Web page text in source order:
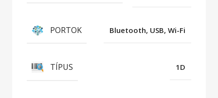
PORTOK Bluetooth, USB, Wi-Fi
TÍPUS 1D